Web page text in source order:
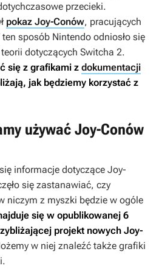
przecieki.
pokaz Joy-Conów, pracujących
sposób Nintendo odniosło się
dotyczących Switcha 2.
się z grafikami z dokumentacji
jak będziemy korzystać z
używać Joy-Conów
informacje dotyczące Joy-
się zastanawiać, czy
niczym z myszki będzie w ogóle
się w opublikowanej 6
projekt nowych Joy-
w niej znaleźć także grafiki